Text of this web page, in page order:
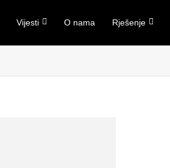
Vijesti O nama Rješenje